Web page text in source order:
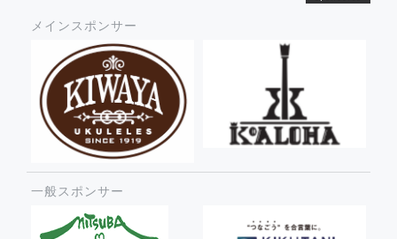
メインスポンサー
一般スポンサー